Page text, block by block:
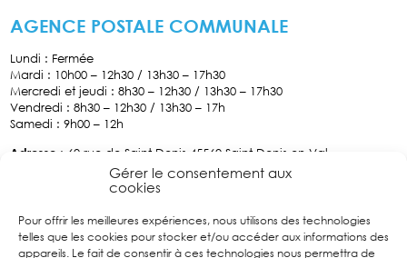
Gérer le consentement aux
cookies
Pour offrir les meilleures expériences, nous utilisons des technologies
telles que les cookies pour stocker et/ou accéder aux informations des
appareils. Le fait de consentir à ces technologies nous permettra de
AGENCE POSTALE COMMUNALE
Lundi : Fermée
Mardi : 10h00 – 12h30 / 13h30 – 17h30
Mercredi et jeudi : 8h30 – 12h30 / 13h30 – 17h30
Vendredi : 8h30 – 12h30 / 13h30 – 17h
Samedi : 9h00 – 12h
Adresse : 60 rue de Saint-Denis 45560 Saint Denis-en-Val
02.38.76.70.34
Suivez
nous sur